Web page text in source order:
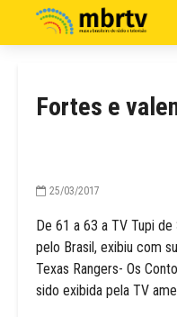
Fortes e
25/03/2017
De 61 a 63 a TV Tupi
pelo Brasil, exibiu com
Texas Rangers- Os
sido exibida pela TV